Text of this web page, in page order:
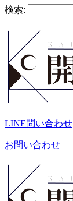
検索:
LINE問い合わせ
お問い合わせ